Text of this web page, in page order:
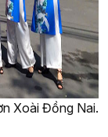
Xoài Đồng Nai.